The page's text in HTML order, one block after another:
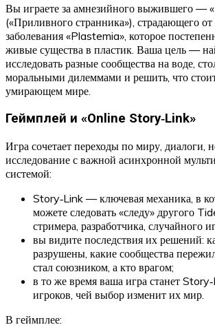
Вы играете за амнезийного выжившего —
(«Приливного странника»), страдающего от
заболевания «Plastemia», которое
живые существа в пластик. Ваша цель —
исследовать разные сообщества на воде,
моральными дилеммами и решить, что
умирающем мире.
Геймплей и «Online Story‑Link»
Игра сочетает переходы по миру, диалоги,
исследование с важной асинхронной
системой:
Story‑Link — ключевая механика, в
можете следовать «следу» другого
стримера, разработчика, случайного
вы видите последствия их решений:
разрушены, какие сообщества
стал союзником, а кто врагом;
в то же время ваша игра станет
игроков, чей выбор изменит их мир.
В геймплее: